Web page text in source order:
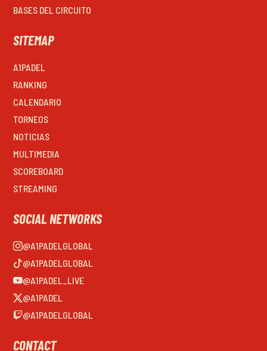
BASES DEL CIRCUITO
SITEMAP
A1PADEL
RANKING
CALENDARIO
TORNEOS
NOTICIAS
MULTIMEDIA
SCOREBOARD
STREAMING
SOCIAL NETWORKS
@A1PADELGLOBAL
@A1PADELGLOBAL
@A1PADEL_LIVE
@A1PADEL
@A1PADELGLOBAL
CONTACT